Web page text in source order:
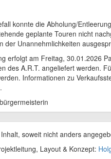
konnte die Abholung/
geplante Touren nicht
der Unannehmlichkeiten
erfolgt am Freitag, 30.01.2026
des A.R.T. angeliefert werden.
Informationen zu
soweit nicht anders
Layout & Konzept: